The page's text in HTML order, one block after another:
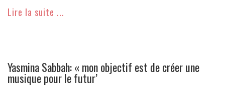
Lire la suite ...
Yasmina Sabbah: « mon objectif est de créer une
musique pour le futur’